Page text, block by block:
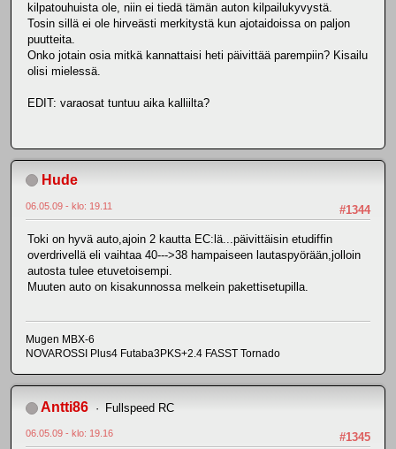
kilpatouhuista ole, niin ei tiedä tämän auton kilpailukyvystä.
Tosin sillä ei ole hirveästi merkitystä kun ajotaidoissa on paljon
puutteita.
Onko jotain osia mitkä kannattaisi heti päivittää parempiin? Kisailu
olisi mielessä.
EDIT: varaosat tuntuu aika kalliilta?
Hude
#1344
06.05.09 - klo: 19.11
Toki on hyvä auto,ajoin 2 kautta EC:lä...päivittäisin etudiffin
overdrivellä eli vaihtaa 40--->38 hampaiseen lautaspyörään,jolloin
autosta tulee etuvetoisempi.
Muuten auto on kisakunnossa melkein pakettisetupilla.
Mugen MBX-6
NOVAROSSI Plus4 Futaba3PKS+2.4 FASST Tornado
Antti86 Fullspeed RC
#1345
06.05.09 - klo: 19.16